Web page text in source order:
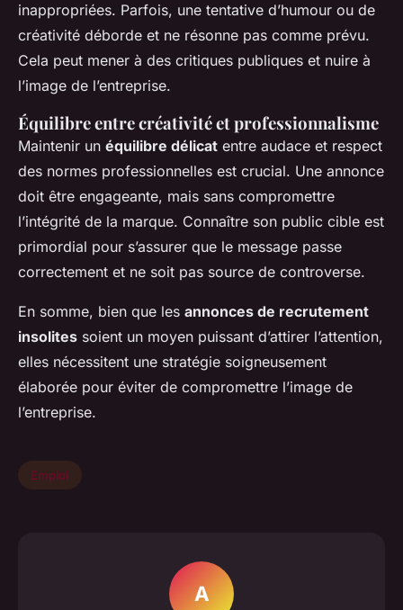
inappropriées. Parfois, une tentative d’humour ou de
créativité déborde et ne résonne pas comme prévu.
Cela peut mener à des critiques publiques et nuire à
l’image de l’entreprise.
Équilibre entre créativité et professionnalisme
Maintenir un équilibre délicat entre audace et respect
des normes professionnelles est crucial. Une annonce
doit être engageante, mais sans compromettre
l’intégrité de la marque. Connaître son public cible est
primordial pour s’assurer que le message passe
correctement et ne soit pas source de controverse.
En somme, bien que les annonces de recrutement
insolites soient un moyen puissant d’attirer l’attention,
elles nécessitent une stratégie soigneusement
élaborée pour éviter de compromettre l’image de
l’entreprise.
Emploi
A